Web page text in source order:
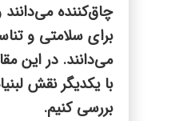
چاق‌کننده
برای سلامتی و
می‌دانند. در این
با یکدیگر نقش
بررسی کنیم.